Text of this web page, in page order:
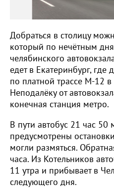
Добраться в столицу
который по нечётным
челябинского
едет в Екатеринбург, где
по платной трассе М-12
Неподалёку от
конечная станция метро.
В пути автобус 21 час 50
предусмотрены
могли размяться.
часа. Из Котельников
11 утра и прибывает в
следующего дня.